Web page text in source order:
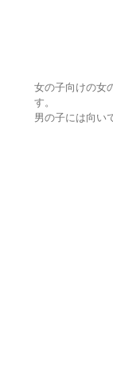
女の子向けの女
す。
男の子には向い